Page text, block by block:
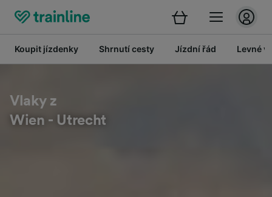
Koupit jízdenky Shrnutí cesty Jízdní řád Levné
Vlaky z
Wien - Utrecht